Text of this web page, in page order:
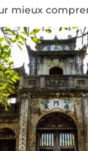
mieux
de
les rizières et
le Vietnam
paysages. Fort
la
une vue
pratiques,